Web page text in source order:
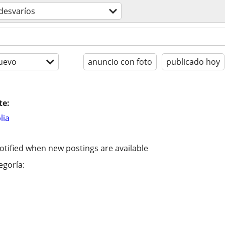
anuncio con foto publicado hoy
when new postings are available